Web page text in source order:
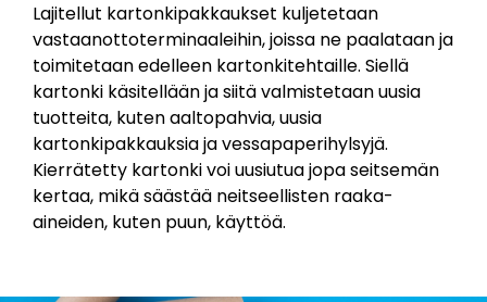
Lajitellut kartonkipakkaukset kuljetetaan
vastaanottoterminaaleihin, joissa ne paalataan ja
toimitetaan edelleen kartonkitehtaille. Siellä
kartonki käsitellään ja siitä valmistetaan uusia
tuotteita, kuten aaltopahvia, uusia
kartonkipakkauksia ja vessapaperihylsyjä.
Kierrätetty kartonki voi uusiutua jopa seitsemän
kertaa, mikä säästää neitseellisten raaka-
aineiden, kuten puun, käyttöä. ​